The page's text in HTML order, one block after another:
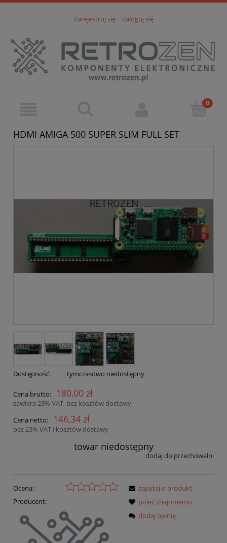
Zarejestruj się Zaloguj się
HDMI AMIGA 500 SUPER SLIM FULL SET
Dostępność: tymczasowo niedostępny
Cena brutto: 180,00 zł
zawiera 23% VAT, bez kosztów dostawy
Cena netto:
146,34 zł
bez 23% VAT i kosztów dostawy
towar niedostępny
dodaj do przechowalni
Ocena:
Producent:
zapytaj o produkt
poleć znajomemu
dodaj opinię